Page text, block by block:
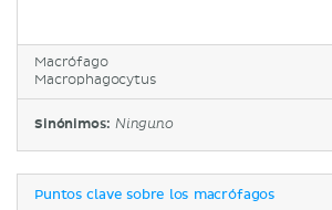
Macrófago
Macrophagocytus
Sinónimos: Ninguno
Puntos clave sobre los macrófagos